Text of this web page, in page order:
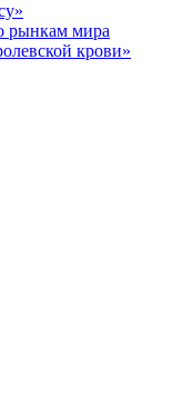
рынкам мира
крови»